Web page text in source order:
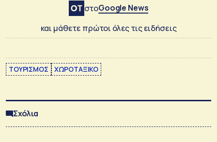
στοGoogle News
και μάθετε πρώτοι όλες τις ειδήσεις
ΤΟΥΡΙΣΜΟΣ ΧΩΡΟΤΑΞΙΚΟ
Σχόλια